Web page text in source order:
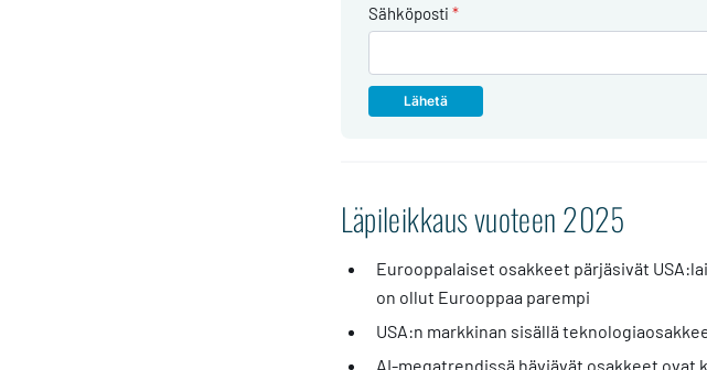
Sähköposti *
Läpileikkaus vuoteen 2025
Eurooppalaiset osakkeet pärjäsivät
on ollut Eurooppaa parempi
USA:n markkinan sisällä
AI-megatrendissä häviävät osakkeet ovat